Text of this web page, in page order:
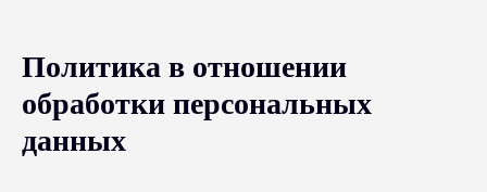
Политика в отношении
обработки персональных
данных